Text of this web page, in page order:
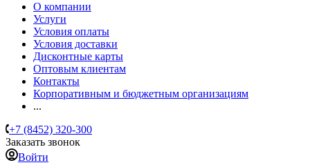
О компании
Услуги
Условия оплаты
Условия доставки
Дисконтные карты
Оптовым клиентам
Контакты
Корпоративным и бюджетным организациям
...
+7 (8452) 320-300
Заказать звонок
Войти